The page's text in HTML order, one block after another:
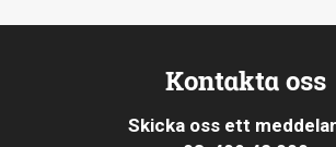
Kontakta oss
Skicka oss ett